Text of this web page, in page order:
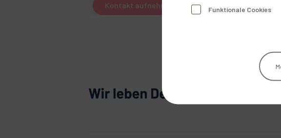
Kontakt aufnehmen Funktionale Cookies